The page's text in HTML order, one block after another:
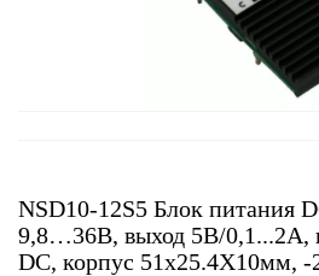
NSD10-12S5 Блок питания
9,8…36В, выход 5В/0,1...2А,
DC, корпус 51х25.4Х10мм,